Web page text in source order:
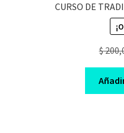
CURSO DE
$